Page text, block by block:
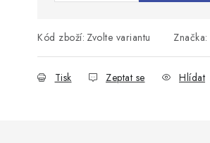
Kód zboží: Zvolte variantu Značka:
Tisk Zeptat se Hlídat